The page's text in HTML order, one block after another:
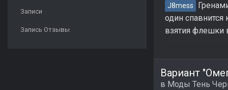
Записи
Запись Отзывы
J8mess
один спавнится
взятия флешки
Вариант
в Моды Тень